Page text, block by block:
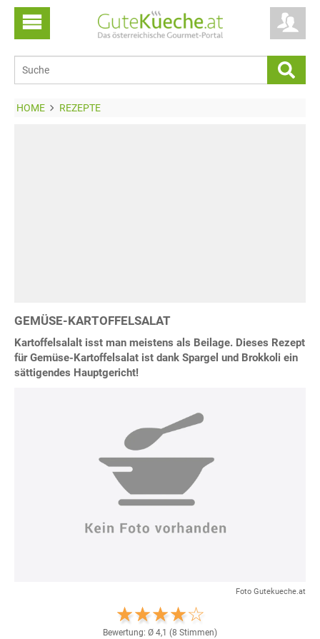
HOME REZEPTE
GEMÜSE-KARTOFFELSALAT
Kartoffelsalalt isst man meistens als Beilage. Dieses Rezept
für Gemüse-Kartoffelsalat ist dank Spargel und Brokkoli ein
sättigendes Hauptgericht!
Foto Gutekueche.at
Bewertung: Ø 4,1 (8 Stimmen)